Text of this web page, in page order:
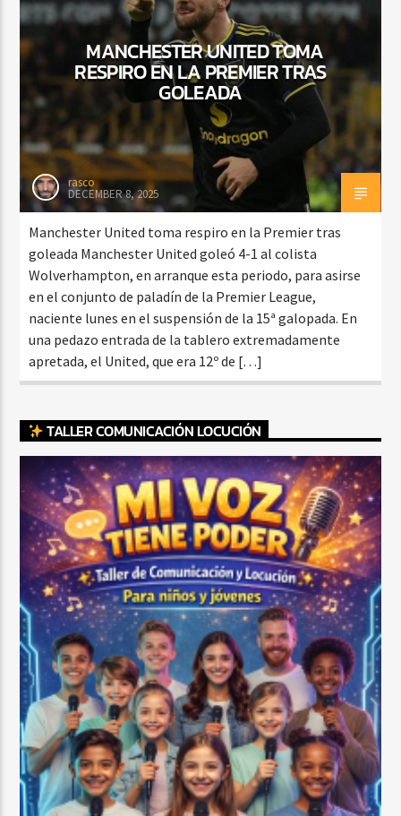
CURRENT SHOW
VIBRAS TROPICALES
2:00 AM 4:00 AM
MANCHESTER UNITED TOMA
RESPIRO EN LA PREMIER TRAS
GOLEADA
rasco
DECEMBER 8, 2025
Manchester United toma respiro en la Premier tras
goleada Manchester United goleó 4-1 al colista
Wolverhampton, en arranque esta periodo, para asirse
en el conjunto de paladín de la Premier League,
naciente lunes en el suspensión de la 15ª galopada. En
una pedazo entrada de la tablero extremadamente
apretada, el United, que era 12º de […]
TALLER COMUNICACIÓN LOCUCIÓN